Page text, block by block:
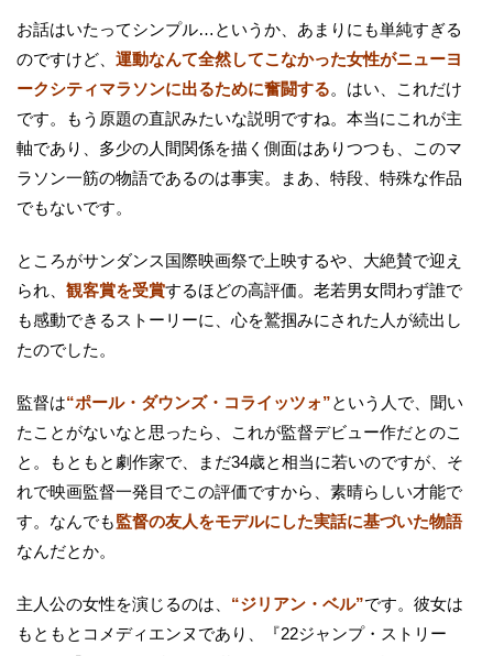
お話はいたってシンプル…というか、あまりにも単純すぎる
のですけど、 運動なんて全然してこなかった女性がニューヨ
ークシティマラソンに出るために奮闘する。はい、これだけ
です。もう原題の直訳みたいな説明ですね。本当にこれが主
軸であり、多少の人間関係を描く側面はありつつも、このマ
ラソン一筋の物語であるのは事実。まあ、特段、特殊な作品
でもないです。
ところがサンダンス国際映画祭で上映するや、大絶賛で迎え
られ、 観客賞を受賞するほどの高評価。老若男女問わず誰で
も感動できるストーリーに、心を鷲掴みにされた人が続出し
たのでした。
監督は“ポール・ダウンズ・コライッツォ”という人で、聞い
たことがないなと思ったら、これが監督デビュー作だとのこ
と。もともと劇作家で、まだ34歳と相当に若いのですが、そ
れで映画監督一発目でこの評価ですから、素晴らしい才能で
す。なんでも監督の友人をモデルにした実話に基づいた物語
なんだとか。
主人公の女性を演じるのは、 “ジリアン・ベル”です。彼女は
もともとコメディエンヌであり、『22ジャンプ・ストリー